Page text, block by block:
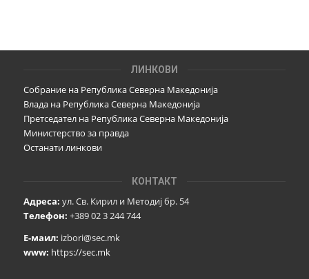
ЛИНКОВИ
Собрание на Република Северна Македонија
Влада на Република Северна Македонија
Претседател на Република Северна Македонија
Министерство за правда
Останати линкови
КОНТАКТ
Адреса: ул. Св. Кирил и Методиј бр. 54
Телефон: +389 02 3 244 744
Е-маил: izbori@sec.mk
www: https://sec.mk